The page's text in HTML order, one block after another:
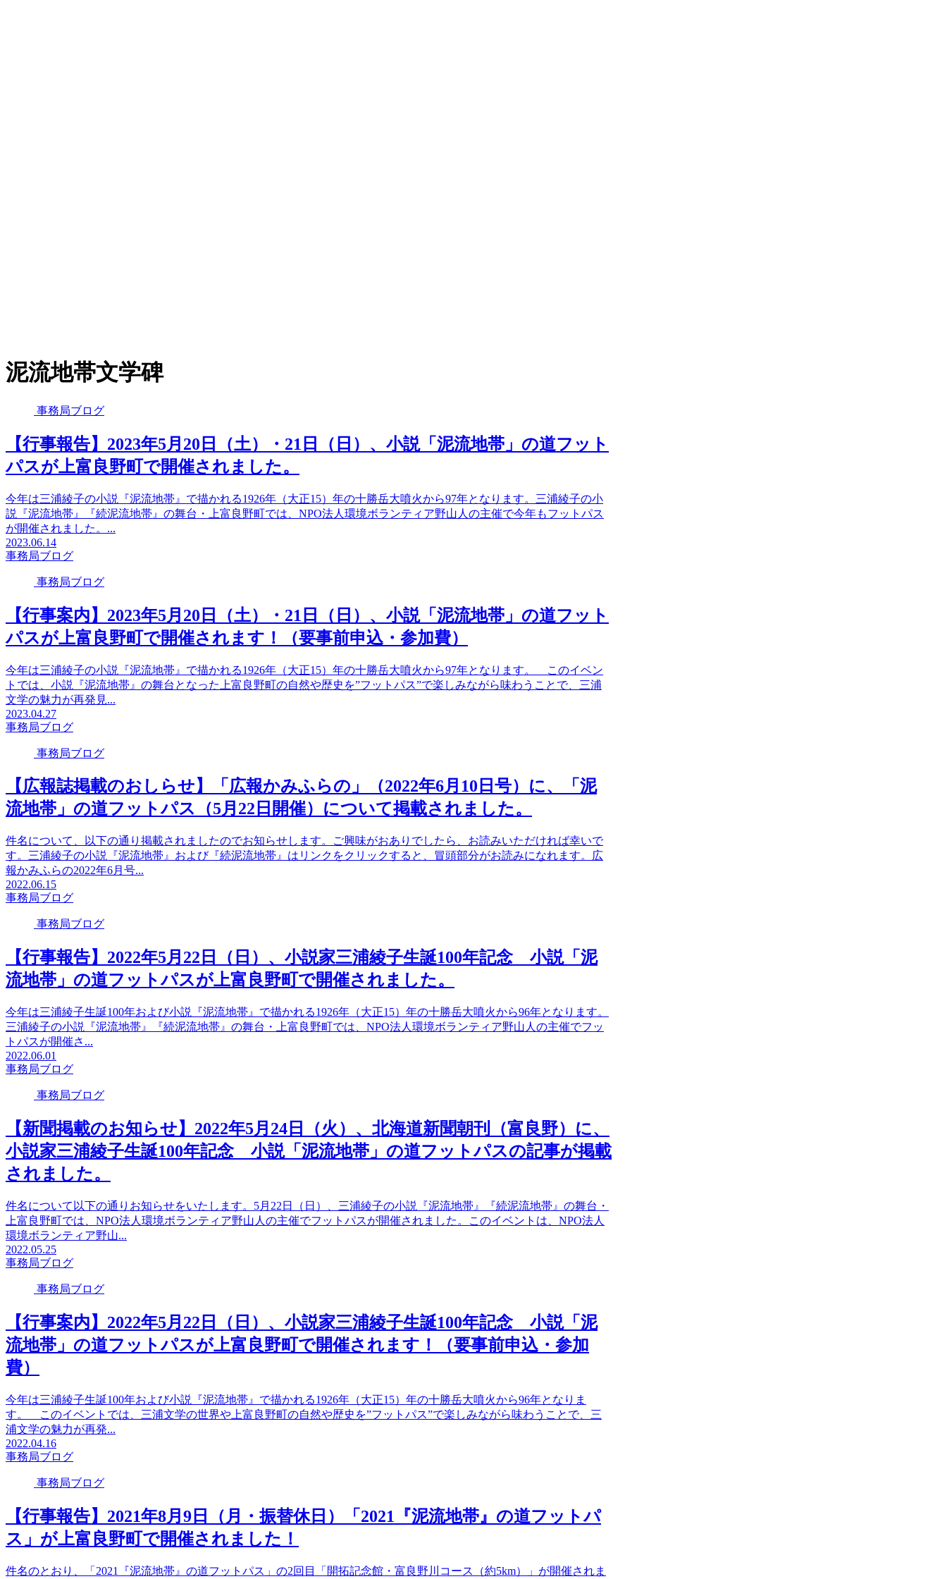
泥流地帯文学碑
事務局ブログ
【行事報告】2023年5月20日（土）・21日（日）、小説「泥流地帯」の道フット
パスが上富良野町で開催されました。
今年は三浦綾子の小説『泥流地帯』で描かれる1926年（大正15）年の十勝岳大噴火から97年となります。三浦綾子の小
説『泥流地帯』『続泥流地帯』の舞台・上富良野町では、NPO法人環境ボランティア野山人の主催で今年もフットパス
が開催されました。...
2023.06.14
事務局ブログ
事務局ブログ
【行事案内】2023年5月20日（土）・21日（日）、小説「泥流地帯」の道フット
パスが上富良野町で開催されます！（要事前申込・参加費）
今年は三浦綾子の小説『泥流地帯』で描かれる1926年（大正15）年の十勝岳大噴火から97年となります。 このイベン
トでは、小説『泥流地帯』の舞台となった上富良野町の自然や歴史を”フットパス”で楽しみながら味わうことで、三浦
文学の魅力が再発見...
2023.04.27
事務局ブログ
事務局ブログ
【広報誌掲載のおしらせ】「広報かみふらの」（2022年6月10日号）に、「泥
流地帯」の道フットパス（5月22日開催）について掲載されました。
件名について、以下の通り掲載されましたのでお知らせします。ご興味がおありでしたら、お読みいただければ幸いで
す。三浦綾子の小説『泥流地帯』および『続泥流地帯』はリンクをクリックすると、冒頭部分がお読みになれます。広
報かみふらの2022年6月号...
2022.06.15
事務局ブログ
事務局ブログ
【行事報告】2022年5月22日（日）、小説家三浦綾子生誕100年記念 小説「泥
流地帯」の道フットパスが上富良野町で開催されました。
今年は三浦綾子生誕100年および小説『泥流地帯』で描かれる1926年（大正15）年の十勝岳大噴火から96年となります。
三浦綾子の小説『泥流地帯』『続泥流地帯』の舞台・上富良野町では、NPO法人環境ボランティア野山人の主催でフッ
トパスが開催さ...
2022.06.01
事務局ブログ
事務局ブログ
【新聞掲載のお知らせ】2022年5月24日（火）、北海道新聞朝刊（富良野）に、
小説家三浦綾子生誕100年記念 小説「泥流地帯」の道フットパスの記事が掲載
されました。
件名について以下の通りお知らせをいたします。5月22日（日）、三浦綾子の小説『泥流地帯』『続泥流地帯』の舞台・
上富良野町では、NPO法人環境ボランティア野山人の主催でフットパスが開催されました。このイベントは、NPO法人
環境ボランティア野山...
2022.05.25
事務局ブログ
事務局ブログ
【行事案内】2022年5月22日（日）、小説家三浦綾子生誕100年記念 小説「泥
流地帯」の道フットパスが上富良野町で開催されます！（要事前申込・参加
費）
今年は三浦綾子生誕100年および小説『泥流地帯』で描かれる1926年（大正15）年の十勝岳大噴火から96年となりま
す。 このイベントでは、三浦文学の世界や上富良野町の自然や歴史を”フットパス”で楽しみながら味わうことで、三
浦文学の魅力が再発...
2022.04.16
事務局ブログ
事務局ブログ
【行事報告】2021年8月9日（月・振替休日）「2021『泥流地帯』の道フットパ
ス」が上富良野町で開催されました！
件名のとおり、「2021『泥流地帯』の道フットパス」の2回目「開拓記念館・富良野川コース（約5km）」が開催されま